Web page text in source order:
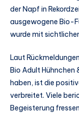
der Napf in
ausgewogene Bio-
wurde mit
Laut
Bio Adult
haben, ist die
verbreitet. Viele
Begeisterung